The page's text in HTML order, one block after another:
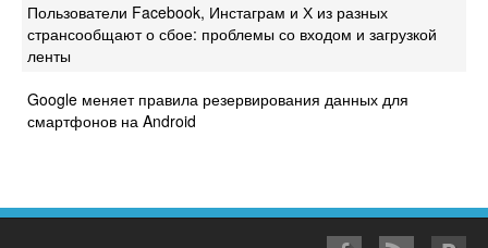
Пользователи Facebook, Инстаграм и Х из разных
странсообщают о сбое: проблемы со входом и загрузкой
ленты
Google меняет правила резервирования данных для
смартфонов на Android